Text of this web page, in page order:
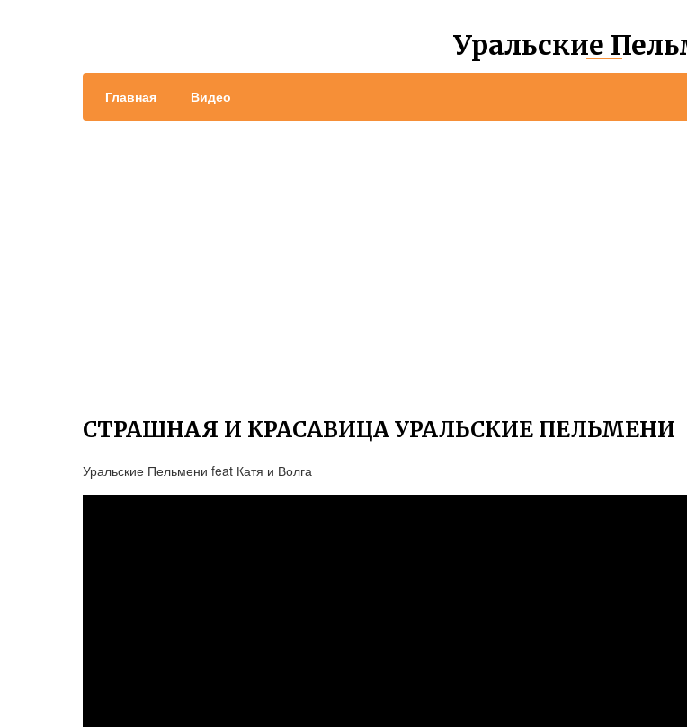
Уральские
Главная Видео
СТРАШНАЯ И КРАСАВИЦА УРАЛЬСКИЕ ПЕЛЬМЕНИ
Уральские Пельмени feat Катя и Волга